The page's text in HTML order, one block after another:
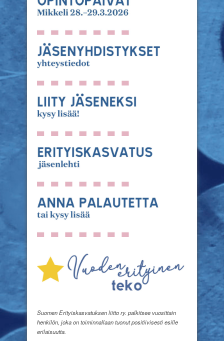
Suomen Erityiskasvatuksen liitto ry. palkitsee vuosittain
henkilön, joka on toiminnallaan tuonut positiivisesti esille
erilaisuutta.